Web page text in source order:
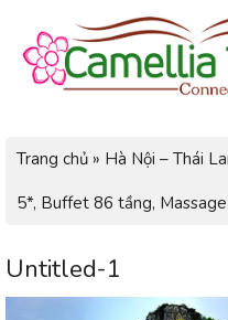
Trang chủ » Hà Nội – Thái
5*, Buffet 86 tầng, Massage
Untitled-1